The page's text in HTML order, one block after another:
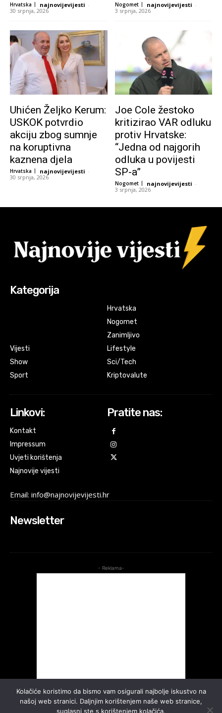
Hrvatska najnovijevijesti -
30 srpnja, 2026
Nogomet najnovijevijesti -
3 srpnja, 2026
Uhićen Željko Kerum:
USKOK potvrdio
akciju zbog sumnje
na koruptivna
kaznena djela
Hrvatska najnovijevijesti -
30 srpnja, 2026
Joe Cole žestoko
kritizirao VAR odluku
protiv Hrvatske:
“Jedna od najgorih
odluka u povijesti
SP-a”
Nogomet najnovijevijesti -
3 srpnja, 2026
Kategorija
Vijesti
Show
Sport
Hrvatska
Nogomet
Zanimljivo
Lifestyle
Sci/Tech
Kriptovalute
Linkovi:
Kontakt
Impressum
Uvjeti korištenja
Najnovije vijesti
Pratite nas:
Email: info@najnovijevijesti.hr
Newsletter
- Reklama-
Kolačiće koristimo da bismo vam osigurali najbolje iskustvo na
našoj web stranici. Daljnjim korištenjem naše web stranice,
suglasni ste s korištenjem kolačića.